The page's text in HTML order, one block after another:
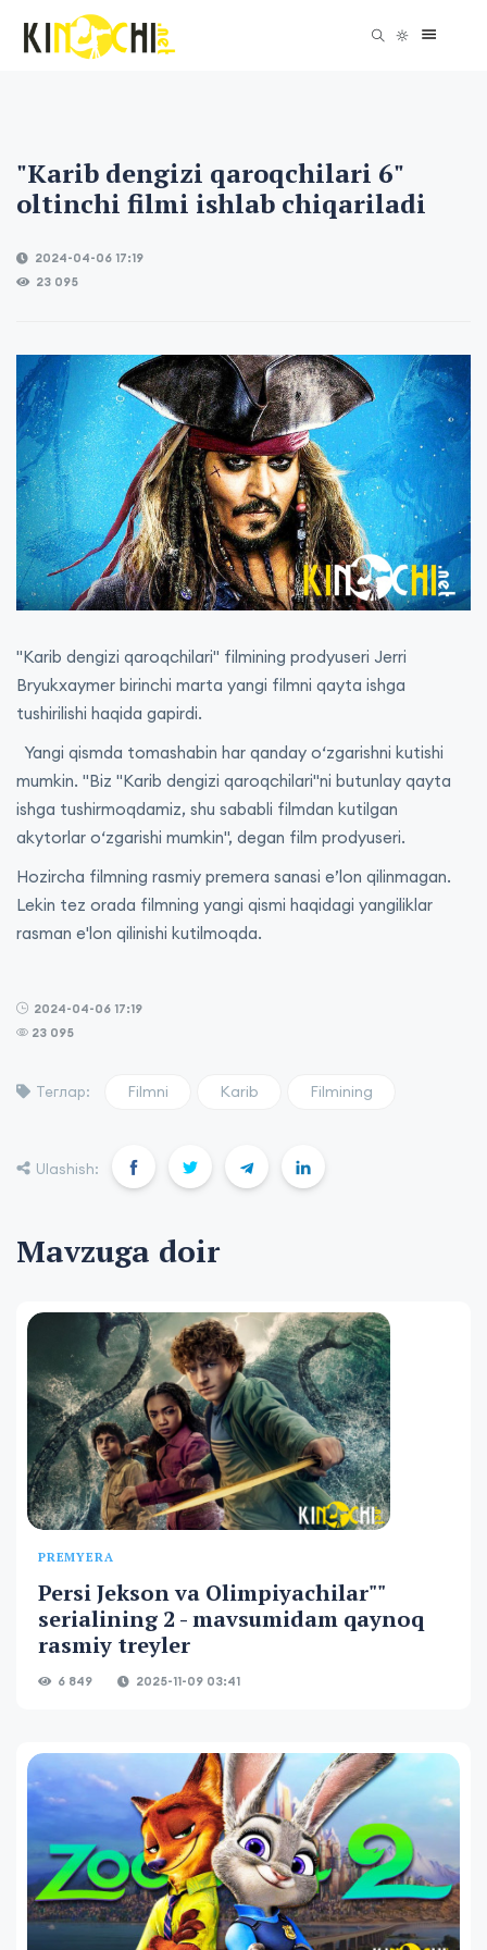
"Karib dengizi qaroqchilari 6"
oltinchi filmi ishlab chiqariladi
2024-04-06 17:19
23 095
"Karib dengizi qaroqchilari" filmining prodyuseri Jerri
Bryukxaymer birinchi marta yangi filmni qayta ishga
tushirilishi haqida gapirdi.
Yangi qismda tomashabin har qanday o‘zgarishni kutishi
mumkin. "Biz "Karib dengizi qaroqchilari"ni butunlay qayta
ishga tushirmoqdamiz, shu sababli filmdan kutilgan
akytorlar o‘zgarishi mumkin", degan film prodyuseri.
Hozircha filmning rasmiy premera sanasi e’lon qilinmagan.
Lekin tez orada filmning yangi qismi haqidagi yangiliklar
rasman e'lon qilinishi kutilmoqda.
2024-04-06 17:19
23 095
Теглар: Filmni Karib Filmining
Ulashish:
Mavzuga doir
PREMYERA
Persi Jekson va Olimpiyachilar""
serialining 2 - mavsumidam qaynoq
rasmiy treyler
6 849 2025-11-09 03:41